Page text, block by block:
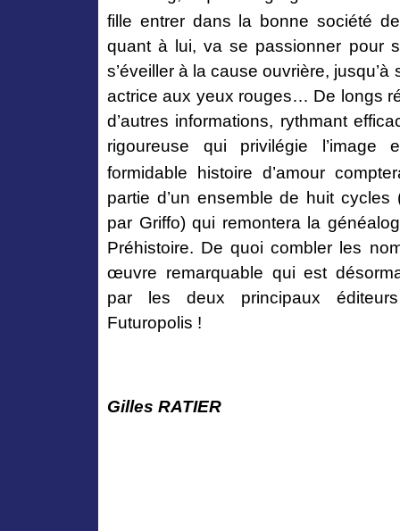
fille entrer dans la bonne société
quant à lui, va se passionner pour
s’éveiller à la cause ouvrière,
actrice aux yeux rouges… De longs
d’autres informations, rythmant
rigoureuse
qui privilégie
l’image
formidable histoire d’amour
partie d’un ensemble de huit
par Griffo) qui remontera la
Préhistoire. De quoi combler les
œuvre remarquable qui est
par les deux principaux
Futuropolis !
Gilles RATIER